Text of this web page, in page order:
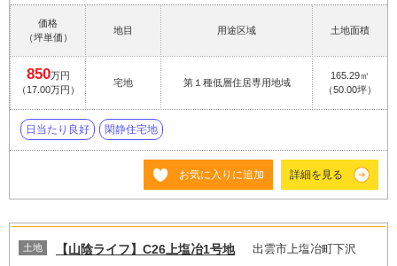
価格
（坪単価）
地目 用途区域 土地面積
850万円
（17.00万円）
宅地 第１種低層住居専用地域
165.29㎡
（50.00坪）
日当たり良好 閑静住宅地
お気に入りに追加 詳細を見る
土地 【山陰ライフ】C26上塩冶1号地 出雲市上塩冶町下沢